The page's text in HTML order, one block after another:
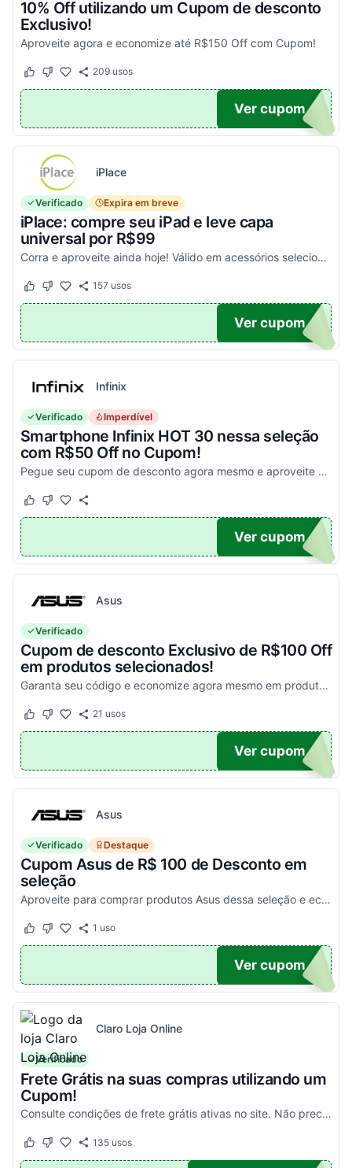
10% Off utilizando um Cupom de desconto
Exclusivo!
Aproveite agora e economize até R$150 Off com Cupom!
Este cupom funcionou
Este cupom não funcionou
209usos
OM10
Ver cupom
iPlace
Verificado Expira em breve
iPlace: compre seu iPad e leve capa
universal por R$99
Corra e aproveite ainda hoje! Válido em acessórios selecionados!
Este cupom funcionou
Este cupom não funcionou
157 usos
PA
Ver cupom
Infinix
Verificado Imperdível
Smartphone Infinix HOT 30 nessa seleção
com R$50 Off no Cupom!
Pegue seu cupom de desconto agora mesmo e aproveite esta incrível oportunidade para economizar nas suas compras com este código!
Este cupom funcionou
Este cupom não funcionou
X50
Ver cupom
Asus
Verificado
Cupom de desconto Exclusivo de R$100 Off
em produtos selecionados!
Garanta seu código e economize agora mesmo em produtos selecionados!
Este cupom funcionou
Este cupom não funcionou
21 usos
100
Ver cupom
Asus
Verificado Destaque
Cupom Asus de R$ 100 de Desconto em
seleção
Aproveite para comprar produtos Asus dessa seleção e economize! - E1504FA-NJ1287
Este cupom funcionou
Este cupom não funcionou
1 uso
100
Ver cupom
Claro Loja Online
Verificado
Frete Grátis na suas compras utilizando um
Cupom!
Consulte condições de frete grátis ativas no site. Não precisa aplicar código promocional Claro Loja!
Este cupom funcionou
Este cupom não funcionou
135usos